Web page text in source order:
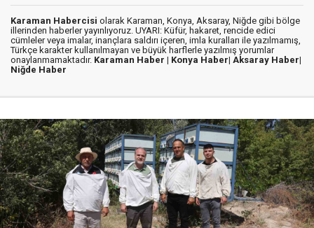
Karaman Habercisi olarak Karaman, Konya, Aksaray, Niğde gibi bölge
illerinden haberler yayınlıyoruz. UYARI: Küfür, hakaret, rencide edici
cümleler veya imalar, inançlara saldırı içeren, imla kuralları ile yazılmamış,
Türkçe karakter kullanılmayan ve büyük harflerle yazılmış yorumlar
onaylanmamaktadır. Karaman Haber | Konya Haber| Aksaray Haber|
Niğde Haber